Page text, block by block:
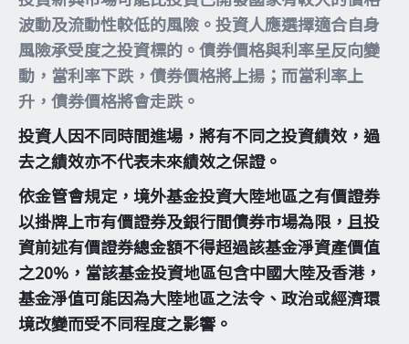
波動及流動性較低的風險。投資人應選擇適合自身
風險承受度之投資標的。債券價格與利率呈反向變
動，當利率下跌，債券價格將上揚；而當利率上
升，債券價格將會走跌。
投資人因不同時間進場，將有不同之投資績效，過
去之績效亦不代表未來績效之保證。
依金管會規定，境外基金投資大陸地區之有價證券
以掛牌上市有價證券及銀行間債券市場為限，且投
資前述有價證券總金額不得超過該基金淨資產價值
之20%，當該基金投資地區包含中國大陸及香港，
基金淨值可能因為大陸地區之法令、政治或經濟環
境改變而受不同程度之影響。